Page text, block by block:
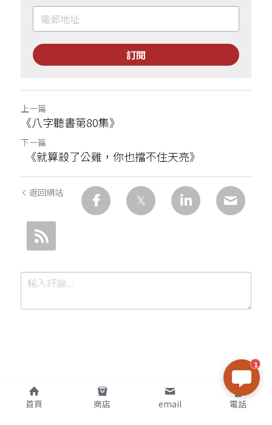
訂閱
上一篇
《八字聽書第80集》
下一篇
《就算殺了公雞，你也擋不住天亮》
返回網站
提交
1
首頁 商店 email 電話